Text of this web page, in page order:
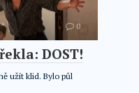
0
DOST!
užít klid. Bylo půl